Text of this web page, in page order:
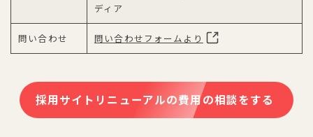
ディア
問い合わせ 問い合わせフォームより
採用サイトリニューアルの費用の相談をする